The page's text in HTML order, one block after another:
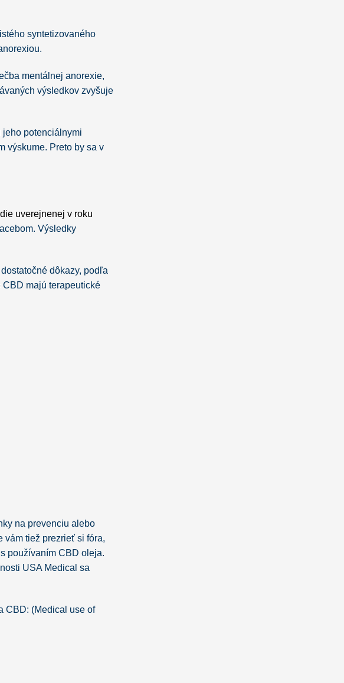
syntetizovaného
mentálnej anorexie,
výsledkov zvyšuje
jeho potenciálnymi
výskume. Preto by sa v
uverejnenej v roku
Výsledky
dôkazy, podľa
majú terapeutické
na prevenciu alebo
vám tiež prezrieť si fóra,
používaním CBD oleja.
USA Medical sa
CBD: (Medical use of